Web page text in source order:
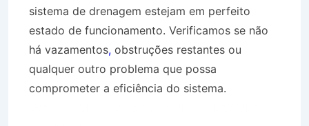
sistema de drenagem estejam em perfeito
estado de funcionamento. Verificamos se não
há vazamentos, obstruções restantes ou
qualquer outro problema que possa
comprometer a eficiência do sistema.